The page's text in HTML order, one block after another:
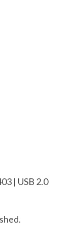
| USB 2.0